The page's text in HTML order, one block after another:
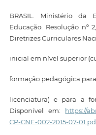
BRASIL. Ministério da
Educação. Resolução nº
Diretrizes Curriculares
inicial em nível superior
formação pedagógica
licenciatura) e para a
Disponível em: https://
CP-CNE-002-2015-07-